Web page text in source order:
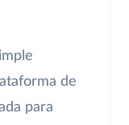
de
para